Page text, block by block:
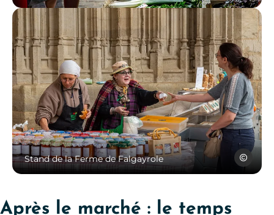
Stand de la Ferme de FalgayroleMarché de Villefranche
Aurélie
Après le marché : le temps